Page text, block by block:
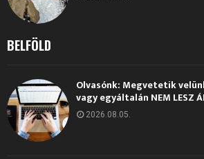
BELFÖLD
Olvasónk: Megvetetik
vagy egyáltalán NEM LESZ
2026.08.05.